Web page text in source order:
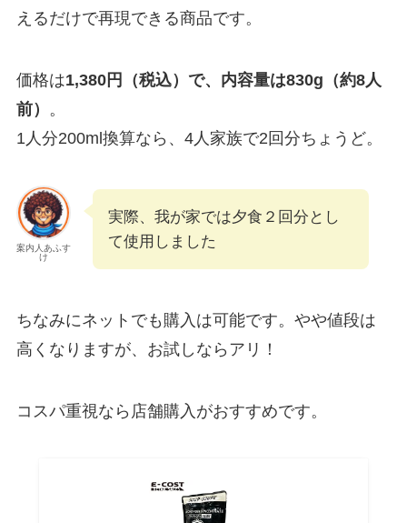
えるだけで再現できる商品です。
価格は1,380円（税込）で、内容量は830g（約8人
前） 。
1人分200ml換算なら、4人家族で2回分ちょうど。
案内人あふす
け
実際、我が家では夕食２回分とし
て使用しました
ちなみにネットでも購入は可能です。やや値段は
高くなりますが、お試しならアリ！
コスパ重視なら店舗購入がおすすめです。